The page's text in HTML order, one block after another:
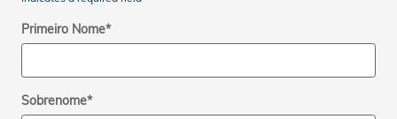
Primeiro Nome*
Sobrenome*